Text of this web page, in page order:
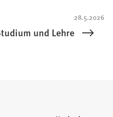
28.5.2026
und Lehre